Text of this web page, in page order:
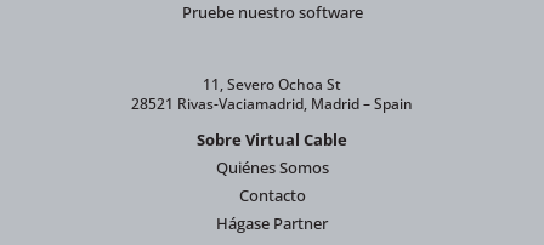
Pruebe nuestro software
11, Severo Ochoa St
28521 Rivas-Vaciamadrid, Madrid – Spain
Sobre Virtual Cable
Quiénes Somos
Contacto
Hágase Partner